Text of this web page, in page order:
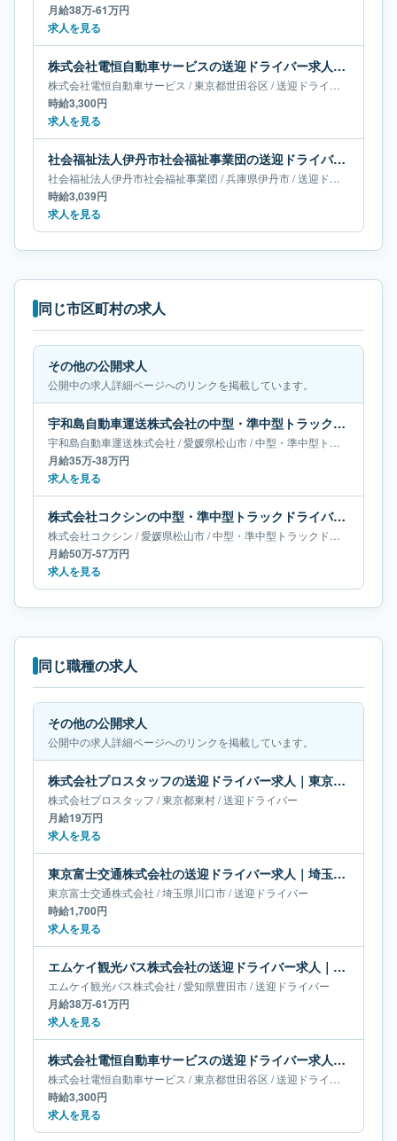
月給38万-61万円
求人を見る
株式会社電恒自動車サービスの送迎ドライバー求人｜東京都世田谷区
株式会社電恒自動車サービス /東京都世田谷区 /送迎ドライバー
時給3,300円
求人を見る
社会福祉法人伊丹市社会福祉事業団の送迎ドライバー求人｜兵庫県伊丹市
社会福祉法人伊丹市社会福祉事業団 /兵庫県伊丹市/送迎ドライバー
時給3,039円
求人を見る
同じ市区町村の求人
その他の公開求人
公開中の求人詳細ページへのリンクを掲載しています。
宇和島自動車運送株式会社の中型・準中型トラックドライバー求人｜愛媛県松山市｜月給35万-38万円
宇和島自動車運送株式会社 /愛媛県松山市/中型・準中型トラックドライバー
月給35万-38万円
求人を見る
株式会社コクシンの中型・準中型トラックドライバー求人｜愛媛県松山市｜月給50万-57万円
株式会社コクシン /愛媛県松山市/中型・準中型トラックドライバー
月給50万-57万円
求人を見る
同じ職種の求人
その他の公開求人
公開中の求人詳細ページへのリンクを掲載しています。
株式会社プロスタッフの送迎ドライバー求人｜東京都東村｜月給19万円
株式会社プロスタッフ /東京都東村/送迎ドライバー
月給19万円
求人を見る
東京富士交通株式会社の送迎ドライバー求人｜埼玉県川口市
東京富士交通株式会社 /埼玉県川口市/送迎ドライバー
時給1,700円
求人を見る
エムケイ観光バス株式会社の送迎ドライバー求人｜愛知県豊田市｜月給38万-61万円
エムケイ観光バス株式会社 /愛知県豊田市/送迎ドライバー
月給38万-61万円
求人を見る
株式会社電恒自動車サービスの送迎ドライバー求人｜東京都世田谷区
株式会社電恒自動車サービス /東京都世田谷区 /送迎ドライバー
時給3,300円
求人を見る